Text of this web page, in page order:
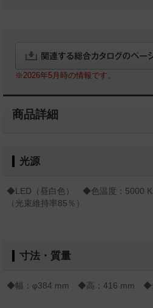
※2026年5月時の情報です。
商品詳細
光源
◆LED（昼白色） ◆色温度：5000
（光束維持率85％）
寸法・質量
◆幅：φ384 mm ◆高：416 mm ◆